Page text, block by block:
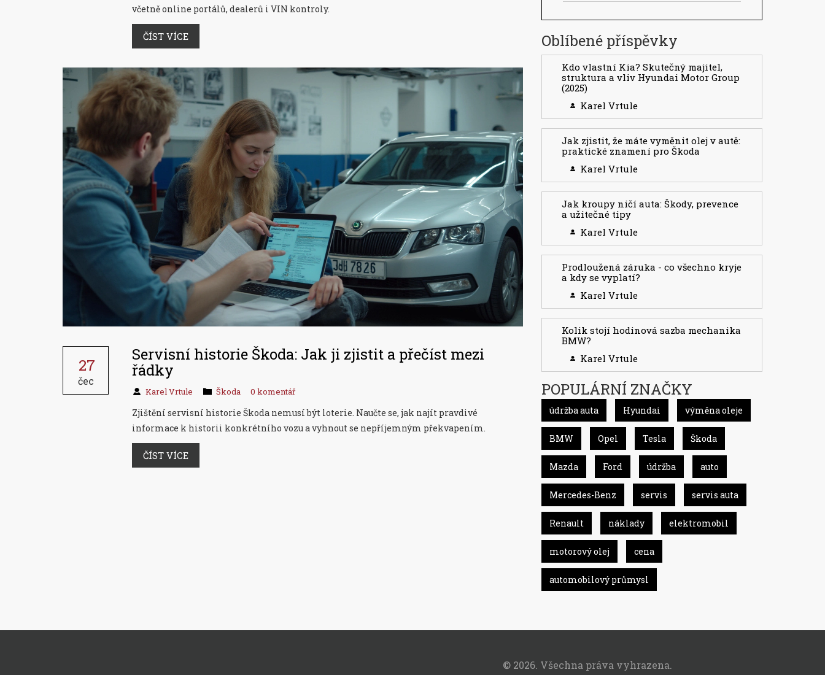
včetně online portálů, dealerů i VIN kontroly.
ČÍST VÍCE
27
čec
Servisní historie Škoda: Jak ji zjistit a přečíst mezi
řádky
Karel Vrtule Škoda 0 komentář
Zjištění servisní historie Škoda nemusí být loterie. Naučte se, jak najít pravdivé
informace k historii konkrétního vozu a vyhnout se nepříjemným překvapením.
ČÍST VÍCE
Oblíbené příspěvky
Kdo vlastní Kia? Skutečný majitel,
struktura a vliv Hyundai Motor Group
(2025)
Karel Vrtule
Jak zjistit, že máte vyměnit olej v autě:
praktické znamení pro Škoda
Karel Vrtule
Jak kroupy ničí auta: Škody, prevence
a užitečné tipy
Karel Vrtule
Prodloužená záruka - co všechno kryje
a kdy se vyplatí?
Karel Vrtule
Kolik stojí hodinová sazba mechanika
BMW?
Karel Vrtule
POPULÁRNÍ ZNAČKY
údržba auta Hyundai výměna oleje
BMW Opel Tesla Škoda
Mazda Ford údržba auto
Mercedes-Benz servis servis auta
Renault náklady elektromobil
motorový olej cena
automobilový průmysl
© 2026. Všechna práva vyhrazena.